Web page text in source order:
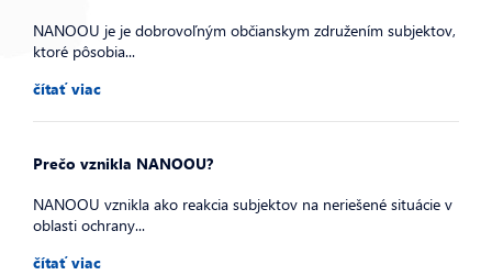
NANOOU je je dobrovoľným občianskym združením subjektov,
ktoré pôsobia...
čítať viac
Prečo vznikla NANOOU?
NANOOU vznikla ako reakcia subjektov na neriešené situácie v
oblasti ochrany...
čítať viac